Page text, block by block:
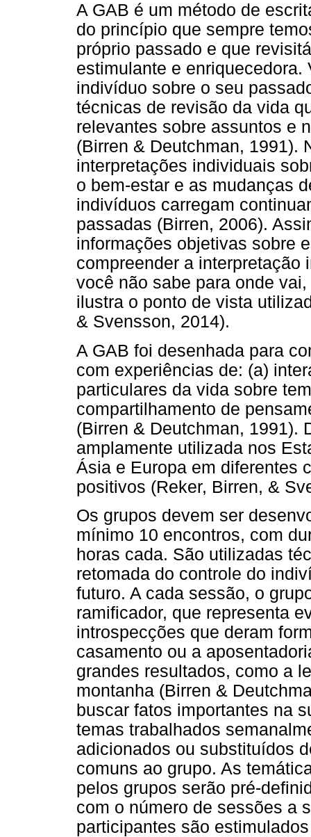
A GAB é um método de
do princípio que sempre
próprio passado e que
estimulante e
indivíduo sobre o seu
técnicas de revisão da vida
relevantes sobre assuntos e
(Birren & Deutchman, 1991).
interpretações individuais
o bem-estar e as mudanças
indivíduos carregam
passadas (Birren, 2006).
informações objetivas sobre
compreender a interpretação
você não sabe para onde
ilustra o ponto de vista
& Svensson, 2014).
A GAB foi desenhada para
com experiências de: (a)
particulares da vida sobre
compartilhamento de
(Birren & Deutchman, 1991).
amplamente utilizada nos
Ásia e Europa em diferentes
positivos (Reker, Birren, &
Os grupos devem ser
mínimo 10 encontros, com
horas cada. São utilizadas
retomada do controle do
futuro. A cada sessão, o
ramificador, que representa
introspecções que deram
casamento ou a
grandes resultados, como a
montanha (Birren &
buscar fatos importantes na
temas trabalhados
adicionados ou substituídos
comuns ao grupo. As
pelos grupos serão pré-
com o número de sessões a
participantes são